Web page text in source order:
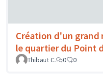
Création d'un grand
le quartier du Point
Thibaut C.
0 0